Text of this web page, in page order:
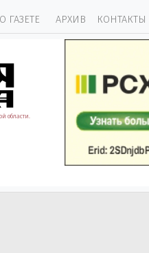
О ГАЗЕТЕ АРХИВ КОНТАКТЫ
области.